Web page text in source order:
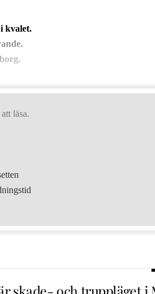
kvalet.
läsa.